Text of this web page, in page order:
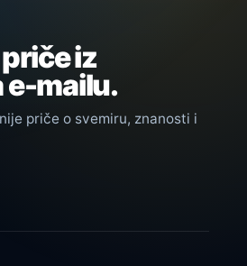
iz
e-mailu.
priče o svemiru, znanosti i